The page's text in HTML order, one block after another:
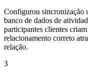
Configurou sincronização
banco de dados de
participantes clientes
relacionamento correto
relação.
3